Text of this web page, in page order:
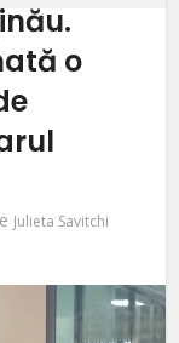
o
Julieta Savitchi